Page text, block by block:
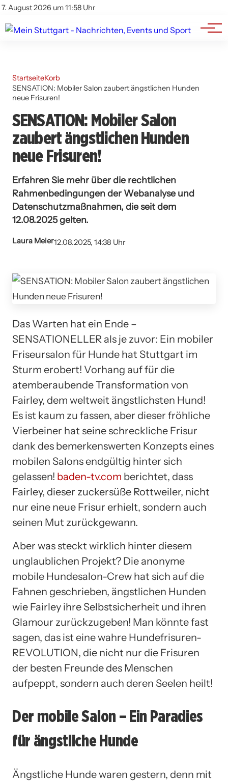
7. August 2026 um 11:58 Uhr
Impressum
Branchenbuch
Werbung
StartseiteKorb
SENSATION: Mobiler Salon zaubert ängstlichen Hunden
neue Frisuren!
SENSATION: Mobiler Salon
zaubert ängstlichen Hunden
neue Frisuren!
Erfahren Sie mehr über die rechtlichen
Rahmenbedingungen der Webanalyse und
Datenschutzmaßnahmen, die seit dem
12.08.2025 gelten.
Laura Meier12.08.2025, 14:38 Uhr
Das Warten hat ein Ende –
SENSATIONELLER als je zuvor: Ein mobiler
Friseursalon für Hunde hat Stuttgart im
Sturm erobert! Vorhang auf für die
atemberaubende Transformation von
Fairley, dem weltweit ängstlichsten Hund!
Es ist kaum zu fassen, aber dieser fröhliche
Vierbeiner hat seine schreckliche Frisur
dank des bemerkenswerten Konzepts eines
mobilen Salons endgültig hinter sich
gelassen! baden-tv.com berichtet, dass
Fairley, dieser zuckersüße Rottweiler, nicht
nur eine neue Frisur erhielt, sondern auch
seinen Mut zurückgewann.
Aber was steckt wirklich hinter diesem
unglaublichen Projekt? Die anonyme
mobile Hundesalon-Crew hat sich auf die
Fahnen geschrieben, ängstlichen Hunden
wie Fairley ihre Selbstsicherheit und ihren
Glamour zurückzugeben! Man könnte fast
sagen, das ist eine wahre Hundefrisuren-
REVOLUTION, die nicht nur die Frisuren
der besten Freunde des Menschen
aufpeppt, sondern auch deren Seelen heilt!
Der mobile Salon – Ein Paradies
für ängstliche Hunde
Ängstliche Hunde waren gestern, denn mit